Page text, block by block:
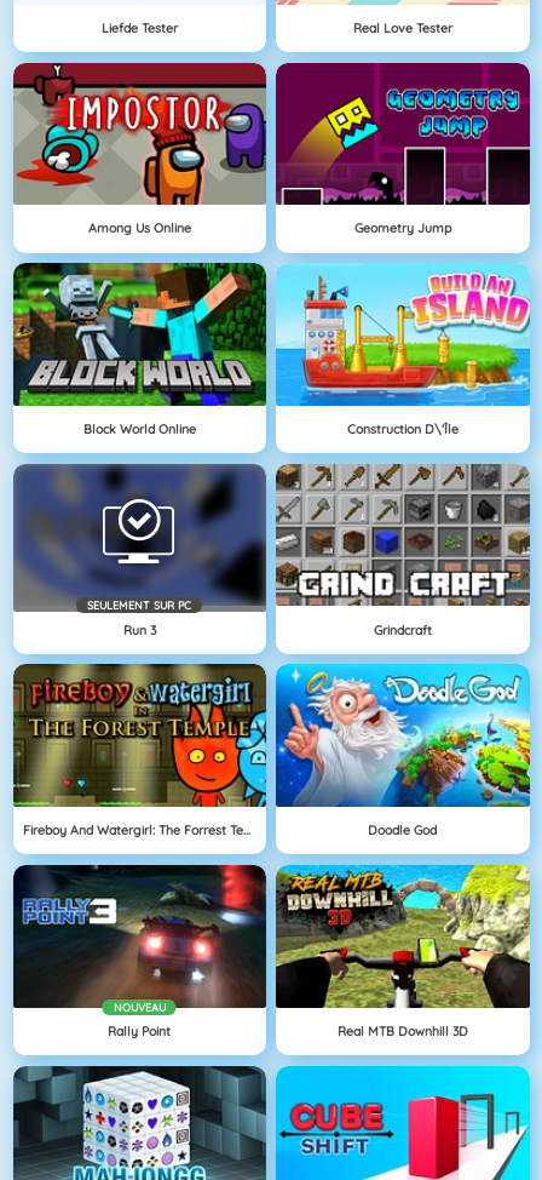
Liefde Tester Real Love Tester
Among Us Online Geometry Jump
Block World Online Construction D\'île
SEULEMENT SUR PC
Run 3 Grindcraft
Fireboy And Watergirl: The Forrest Temple Doodle God
NOUVEAU
Rally Point Real MTB Downhill 3D